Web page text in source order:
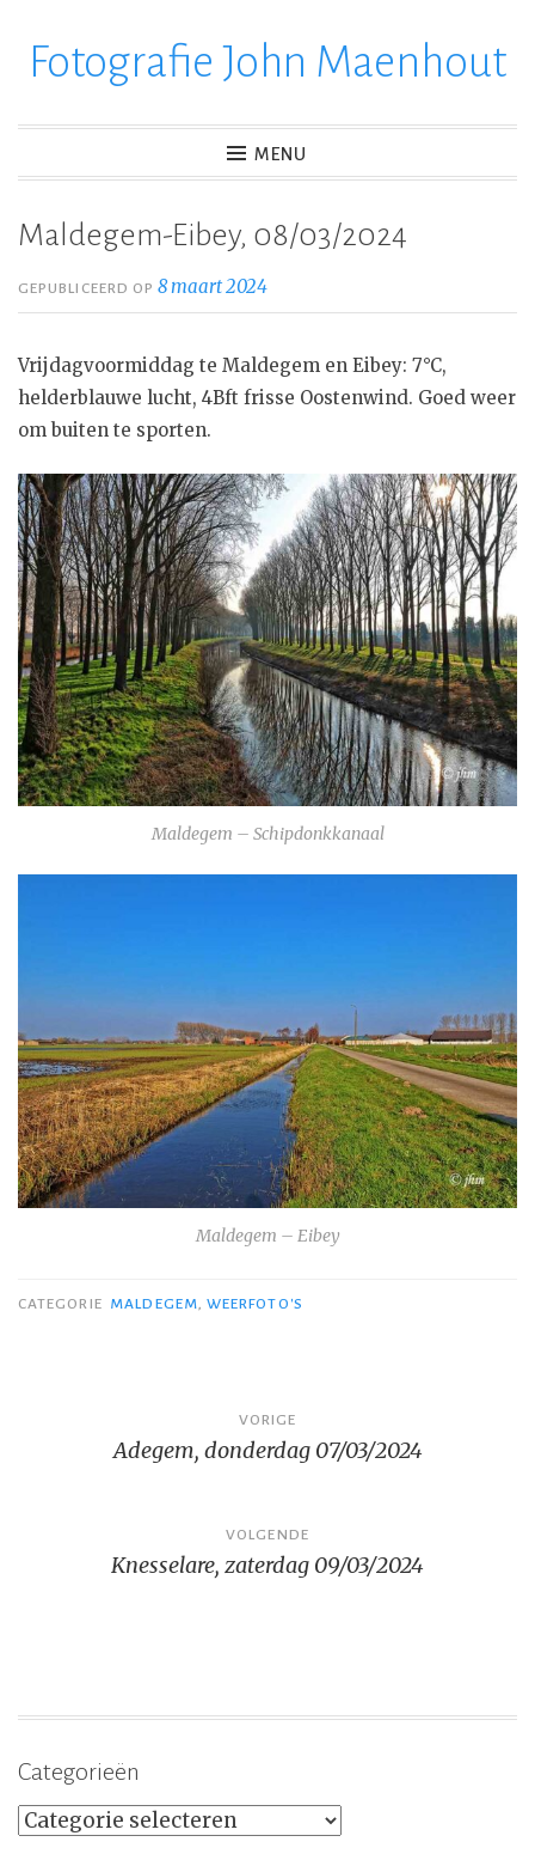
verderFotografie John Maenhout
MENU
Maldegem-Eibey, 08/03/2024
GEPUBLICEERD OP8 maart 2024
Vrijdagvoormiddag te Maldegem en Eibey: 7°C,
helderblauwe lucht, 4Bft frisse Oostenwind. Goed weer
om buiten te sporten.
Maldegem – Schipdonkkanaal
Maldegem – Eibey
CATEGORIE MALDEGEM, WEERFOTO'S
navigatie
VORIGE
Adegem, donderdag 07/03/2024
VOLGENDE
Knesselare, zaterdag 09/03/2024
Categorieën
Categorieën